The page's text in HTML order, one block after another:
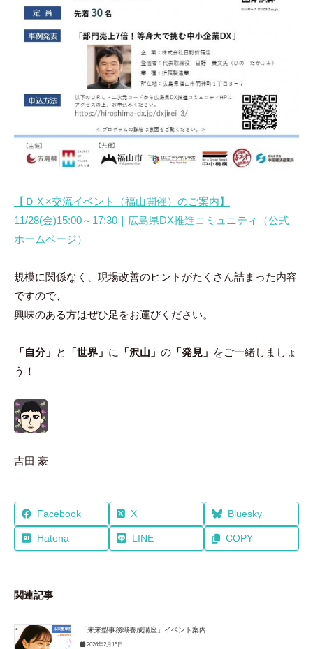
【ＤＸ×交流イベント（福山開催）のご案内】
11/28(金)15:00～17:30｜広島県DX推進コミュニティ（公式
ホームページ）
規模に関係なく、現場改善のヒントがたくさん詰まった内容
ですので、
興味のある方はぜひ足をお運びください。
「自分」 と 「世界」 に 「沢山」 の 「発見」 をご一緒しましょ
う！
吉田 豪
Facebook X Bluesky
Hatena LINE COPY
関連記事
「未来型事務職養成講座」イベント案内
2026年2月15日